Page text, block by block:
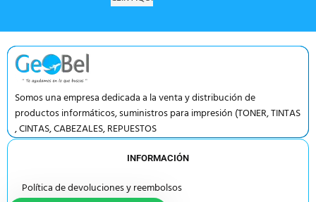
Somos una empresa dedicada a la venta y distribución de
productos informáticos, suministros para impresión (TONER, TINTAS
, CINTAS, CABEZALES, REPUESTOS
INFORMACIÓN
Política de devoluciones y reembolsos